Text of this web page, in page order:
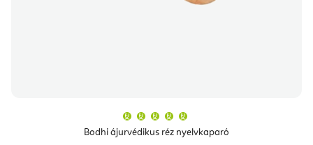
Bodhi ájurvédikus réz nyelvkaparó
átlagos
értékelése